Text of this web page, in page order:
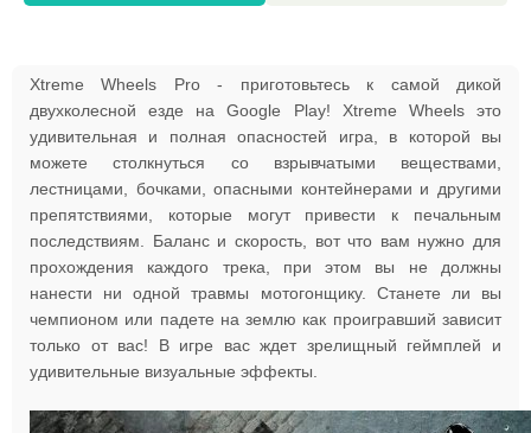
Xtreme Wheels Pro - приготовьтесь к самой дикой
двухколесной езде на Google Play! Xtreme Wheels это
удивительная и полная опасностей игра, в которой вы
можете столкнуться со взрывчатыми веществами,
лестницами, бочками, опасными контейнерами и другими
препятствиями, которые могут привести к печальным
последствиям. Баланс и скорость, вот что вам нужно для
прохождения каждого трека, при этом вы не должны
нанести ни одной травмы мотогонщику. Станете ли вы
чемпионом или падете на землю как проигравший зависит
только от вас! В игре вас ждет зрелищный геймплей и
удивительные визуальные эффекты.